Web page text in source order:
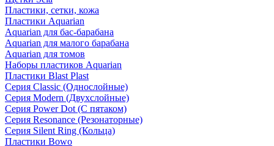
Пластики, сетки, кожа
Пластики Aquarian
Aquarian для бас-барабана
Aquarian для малого барабана
Aquarian для томов
Наборы пластиков Aquarian
Пластики Blast Plast
Серия Classic (Однослойные)
Серия Modern (Двухслойные)
Серия Power Dot (С пятаком)
Серия Resonance (Резонаторные)
Серия Silent Ring (Кольца)
Пластики Bowo